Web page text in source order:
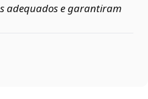
adequados e garantiram